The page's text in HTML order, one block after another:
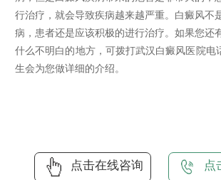
行治疗，就会导致疾病越来越严重。白癜风不
病，患者还是应该积极的进行治疗。如果您还
什么不明白的地方，可拨打武汉白癜风医院电
生会为您做详细的介绍。
点击在线咨询 点